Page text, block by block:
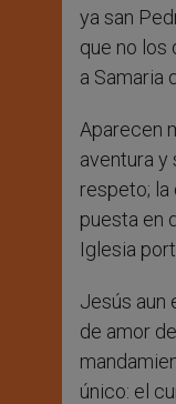
ya san
que no los
a Samaria
Aparecen
aventura y
respeto; la
puesta en
Iglesia
Jesús aun
de amor
único: el